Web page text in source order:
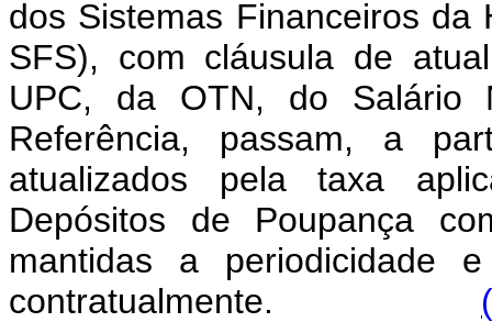
dos Sistemas Financeiros
SFS), com cláusula de
UPC, da OTN, do Salário
Referência, passam, a
atualizados pela taxa
Depósitos de Poupança
mantidas a periodicidade
contratualmente.